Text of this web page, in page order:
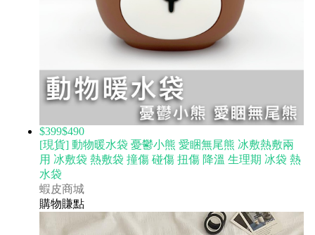
$399$490
[現貨] 動物暖水袋 憂鬱小熊 愛睏無尾熊 冰敷熱敷兩
用 冰敷袋 熱敷袋 撞傷 碰傷 扭傷 降溫 生理期 冰袋 熱
水袋
蝦皮商城
購物賺點